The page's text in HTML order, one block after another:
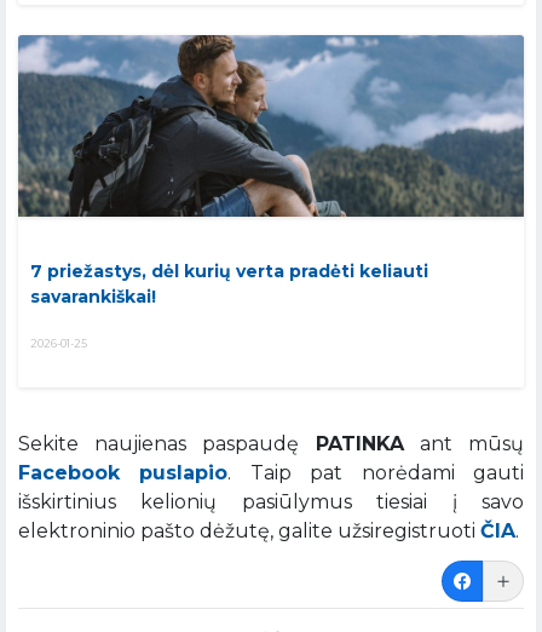
7 priežastys, dėl kurių verta pradėti keliauti
savarankiškai!
2026-01-25
Sekite naujienas paspaudę PATINKAant mūsų
Facebook puslapio. Taip pat norėdami gauti
išskirtinius kelionių pasiūlymus tiesiai į savo
elektroninio pašto dėžutę, galite užsiregistruoti ČIA.